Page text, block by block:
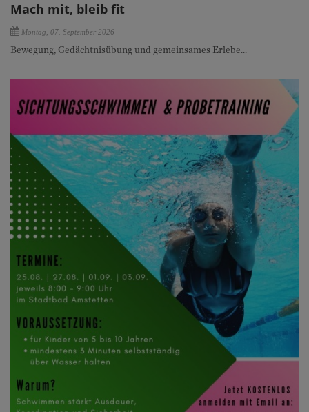
Mach mit, bleib fit
Montag, 07. September 2026
Bewegung, Gedächtnisübung und gemeinsames Erlebe...